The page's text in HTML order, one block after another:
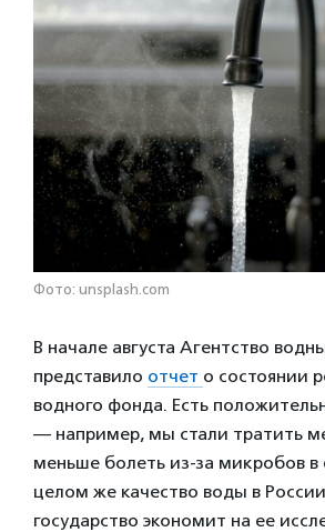
Фото: unsplash.com
В начале августа Агентство
представило отчет о состоянии
водного фонда. Есть
— например, мы стали тратить
меньше болеть из-за микробов в
целом же качество воды в
государство экономит на ее